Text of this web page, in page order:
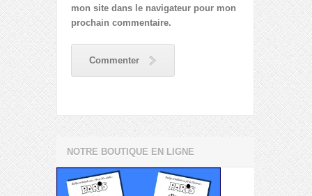
mon site dans le navigateur pour mon
prochain commentaire.
Commenter
NOTRE BOUTIQUE EN LIGNE